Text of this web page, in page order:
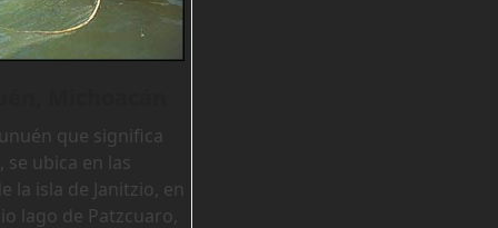
que significa
se ubica en las
la isla de Janitzio, en
lago de Patzcuaro,